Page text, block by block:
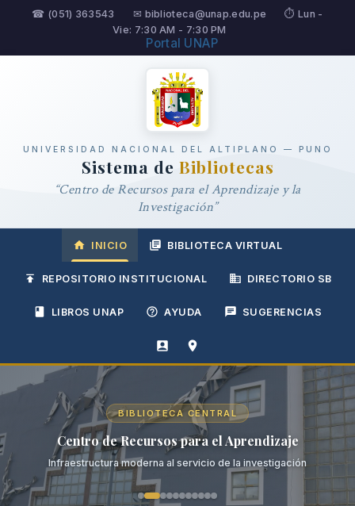
☎ (051) 363543 ✉ biblioteca@unap.edu.pe
⏱ Lun -
Vie: 7:30 AM - 7:30 PM
Portal UNAP
UNIVERSIDAD NACIONAL DEL ALTIPLANO — PUNO
Sistema de Bibliotecas
“Centro de Recursos para el Aprendizaje y la
Investigación”
INICIO BIBLIOTECA VIRTUAL
REPOSITORIO INSTITUCIONAL DIRECTORIO SB
LIBROS UNAP AYUDA SUGERENCIAS
BIBLIOTECA CENTRAL
Centro de Recursos para el Aprendizaje
Infraestructura moderna al servicio de la investigación